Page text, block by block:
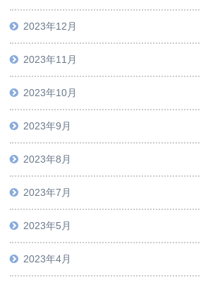
2023年12月
2023年11月
2023年10月
2023年9月
2023年8月
2023年7月
2023年5月
2023年4月